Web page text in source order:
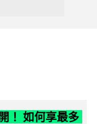
！ 如何享最多